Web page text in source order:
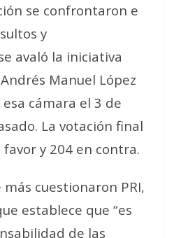
se confrontaron e
y
avaló la iniciativa
Manuel López
cámara el 3 de
La votación final
y 204 en contra.
cuestionaron PRI,
establece que “es
de las